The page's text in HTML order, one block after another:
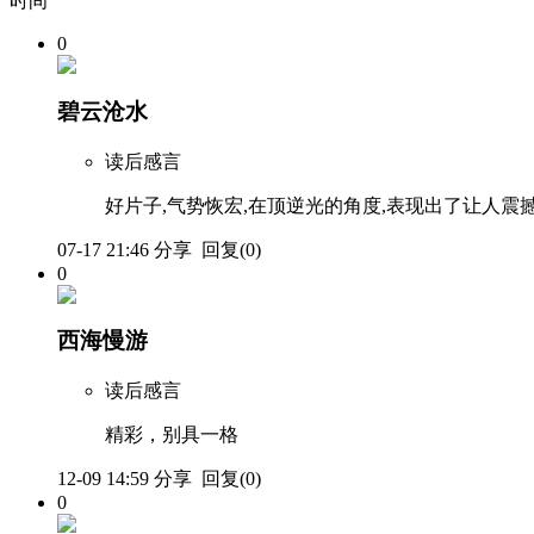
0
碧云沧水
读后感言
好片子,气势恢宏,在顶逆光的角度,表现出了让人震
07-17 21:46 分享 回复(0)
0
西海慢游
读后感言
精彩，别具一格
12-09 14:59 分享 回复(0)
0